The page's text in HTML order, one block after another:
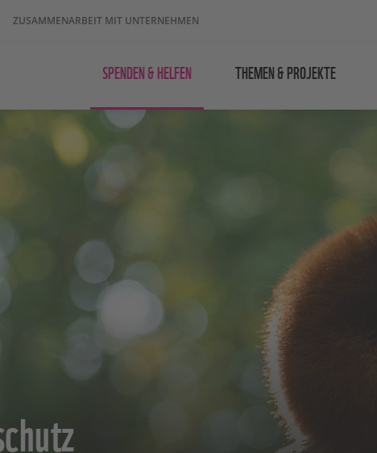
ZUSAMMENARBEIT MIT UNTERNEHMEN
SPENDEN & HELFEN THEMEN & PROJEKTE